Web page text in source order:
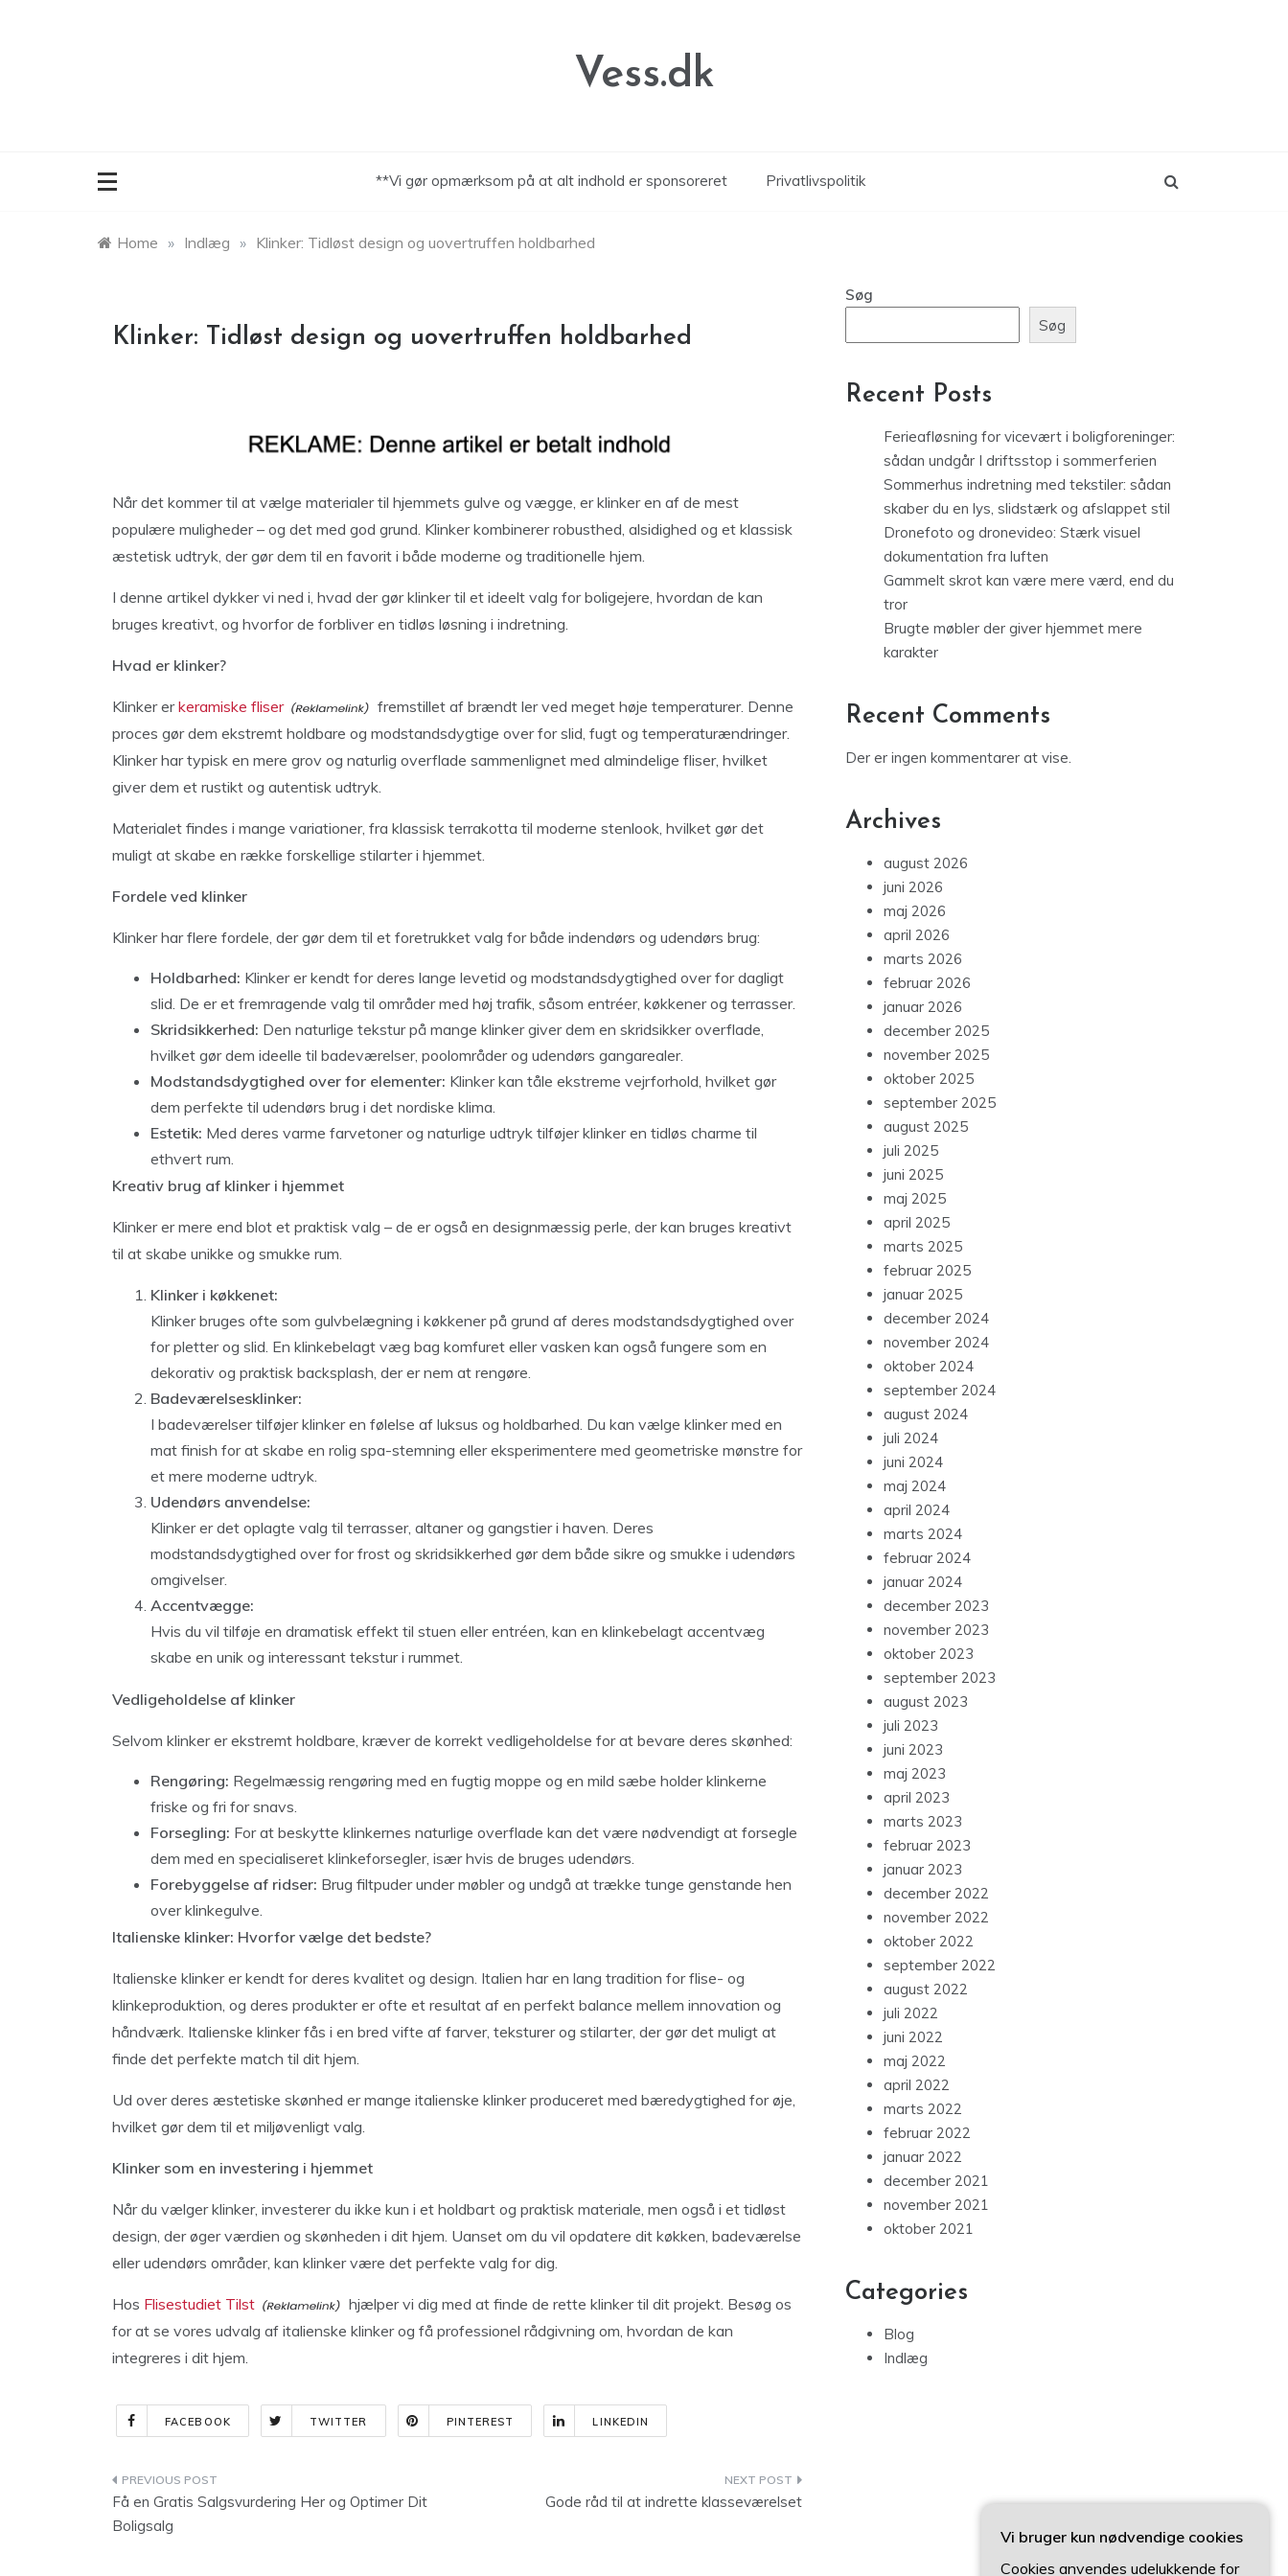
Vess.dk
**Vi gør opmærksom på at alt indhold er sponsoreret Privatlivspolitik
Home » Indlæg » Klinker: Tidløst design og uovertruffen holdbarhed
Klinker: Tidløst design og uovertruffen holdbarhed
Når det kommer til at vælge materialer til hjemmets gulve og vægge, er klinker en af de mest
populære muligheder – og det med god grund. Klinker kombinerer robusthed, alsidighed og et klassisk
æstetisk udtryk, der gør dem til en favorit i både moderne og traditionelle hjem.
I denne artikel dykker vi ned i, hvad der gør klinker til et ideelt valg for boligejere, hvordan de kan
bruges kreativt, og hvorfor de forbliver en tidløs løsning i indretning.
Hvad er klinker?
Klinker erkeramiske fliser
fremstillet af brændt ler ved meget høje temperaturer. Denne
proces gør dem ekstremt holdbare og modstandsdygtige over for slid, fugt og temperaturændringer.
Klinker har typisk en mere grov og naturlig overflade sammenlignet med almindelige fliser, hvilket
giver dem et rustikt og autentisk udtryk.
Materialet findes i mange variationer, fra klassisk terrakotta til moderne stenlook, hvilket gør det
muligt at skabe en række forskellige stilarter i hjemmet.
Fordele ved klinker
Klinker har flere fordele, der gør dem til et foretrukket valg for både indendørs og udendørs brug:
Holdbarhed: Klinker er kendt for deres lange levetid og modstandsdygtighed over for dagligt
slid. De er et fremragende valg til områder med høj trafik, såsom entréer, køkkener og terrasser.
Skridsikkerhed: Den naturlige tekstur på mange klinker giver dem en skridsikker overflade,
hvilket gør dem ideelle til badeværelser, poolområder og udendørs gangarealer.
Modstandsdygtighed over for elementer: Klinker kan tåle ekstreme vejrforhold, hvilket gør
dem perfekte til udendørs brug i det nordiske klima.
Estetik: Med deres varme farvetoner og naturlige udtryk tilføjer klinker en tidløs charme til
ethvert rum.
Kreativ brug af klinker i hjemmet
Klinker er mere end blot et praktisk valg – de er også en designmæssig perle, der kan bruges kreativt
til at skabe unikke og smukke rum.
Klinker i køkkenet:
Klinker bruges ofte som gulvbelægning i køkkener på grund af deres modstandsdygtighed over
for pletter og slid. En klinkebelagt væg bag komfuret eller vasken kan også fungere som en
dekorativ og praktisk backsplash, der er nem at rengøre.
Badeværelsesklinker:
I badeværelser tilføjer klinker en følelse af luksus og holdbarhed. Du kan vælge klinker med en
mat finish for at skabe en rolig spa-stemning eller eksperimentere med geometriske mønstre for
et mere moderne udtryk.
Udendørs anvendelse:
Klinker er det oplagte valg til terrasser, altaner og gangstier i haven. Deres
modstandsdygtighed over for frost og skridsikkerhed gør dem både sikre og smukke i udendørs
omgivelser.
Accentvægge:
Hvis du vil tilføje en dramatisk effekt til stuen eller entréen, kan en klinkebelagt accentvæg
skabe en unik og interessant tekstur i rummet.
Vedligeholdelse af klinker
Selvom klinker er ekstremt holdbare, kræver de korrekt vedligeholdelse for at bevare deres skønhed:
Rengøring: Regelmæssig rengøring med en fugtig moppe og en mild sæbe holder klinkerne
friske og fri for snavs.
Forsegling: For at beskytte klinkernes naturlige overflade kan det være nødvendigt at forsegle
dem med en specialiseret klinkeforsegler, især hvis de bruges udendørs.
Forebyggelse af ridser: Brug filtpuder under møbler og undgå at trække tunge genstande hen
over klinkegulve.
Italienske klinker: Hvorfor vælge det bedste?
Italienske klinker er kendt for deres kvalitet og design. Italien har en lang tradition for flise- og
klinkeproduktion, og deres produkter er ofte et resultat af en perfekt balance mellem innovation og
håndværk. Italienske klinker fås i en bred vifte af farver, teksturer og stilarter, der gør det muligt at
finde det perfekte match til dit hjem.
Ud over deres æstetiske skønhed er mange italienske klinker produceret med bæredygtighed for øje,
hvilket gør dem til et miljøvenligt valg.
Klinker som en investering i hjemmet
Når du vælger klinker, investerer du ikke kun i et holdbart og praktisk materiale, men også i et tidløst
design, der øger værdien og skønheden i dit hjem. Uanset om du vil opdatere dit køkken, badeværelse
eller udendørs områder, kan klinker være det perfekte valg for dig.
Hos Flisestudiet Tilst
hjælper vi dig med at finde de rette klinker til dit projekt. Besøg os
for at se vores udvalg af italienske klinker og få professionel rådgivning om, hvordan de kan
integreres i dit hjem.
FACEBOOK TWITTER PINTEREST LINKEDIN
Indlægsnavigation
Få en Gratis Salgsvurdering Her og Optimer Dit
Boligsalg
Gode råd til at indrette klasseværelset
Søg
Søg
Recent Posts
Ferieafløsning for vicevært i boligforeninger:
sådan undgår I driftsstop i sommerferien
Sommerhus indretning med tekstiler: sådan
skaber du en lys, slidstærk og afslappet stil
Dronefoto og dronevideo: Stærk visuel
dokumentation fra luften
Gammelt skrot kan være mere værd, end du
tror
Brugte møbler der giver hjemmet mere
karakter
Recent Comments
Der er ingen kommentarer at vise.
Archives
august 2026
juni 2026
maj 2026
april 2026
marts 2026
februar 2026
januar 2026
december 2025
november 2025
oktober 2025
september 2025
august 2025
juli 2025
juni 2025
maj 2025
april 2025
marts 2025
februar 2025
januar 2025
december 2024
november 2024
oktober 2024
september 2024
august 2024
juli 2024
juni 2024
maj 2024
april 2024
marts 2024
februar 2024
januar 2024
december 2023
november 2023
oktober 2023
september 2023
august 2023
juli 2023
juni 2023
maj 2023
april 2023
marts 2023
februar 2023
januar 2023
december 2022
november 2022
oktober 2022
september 2022
august 2022
juli 2022
juni 2022
maj 2022
april 2022
marts 2022
februar 2022
januar 2022
december 2021
november 2021
oktober 2021
Categories
Blog
Indlæg
Vi bruger kun nødvendige cookies
Cookies anvendes udelukkende for